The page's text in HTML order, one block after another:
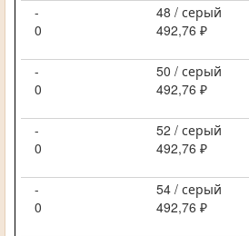
-
48 / серый
0
492,76 ₽
-
50 / серый
0
492,76 ₽
-
52 / серый
0
492,76 ₽
-
54 / серый
0
492,76 ₽